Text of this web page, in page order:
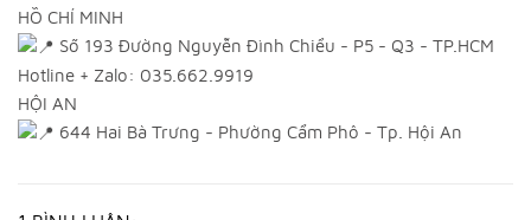
HỒ CHÍ MINH
Số 193 Đường Nguyễn Đình Chiểu - P5 - Q3 - TP.HCM
Hotline + Zalo: 035.662.9919
HỘI AN
644 Hai Bà Trưng - Phường Cẩm Phô - Tp. Hội An